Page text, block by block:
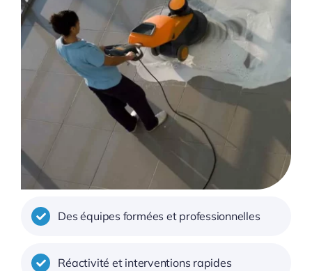
Des équipes formées et professionnelles
Réactivité et interventions rapides